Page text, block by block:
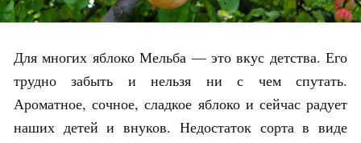
Для многих яблоко Мельба — это вкус детства. Его
трудно забыть и нельзя ни с чем спутать.
Ароматное, сочное, сладкое яблоко и сейчас радует
наших детей и внуков. Недостаток сорта в виде